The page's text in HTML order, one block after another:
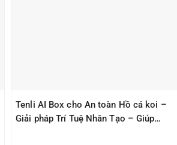
Tenli AI Box cho An toàn Hồ cá koi –
Giải pháp Trí Tuệ Nhân Tạo – Giúp